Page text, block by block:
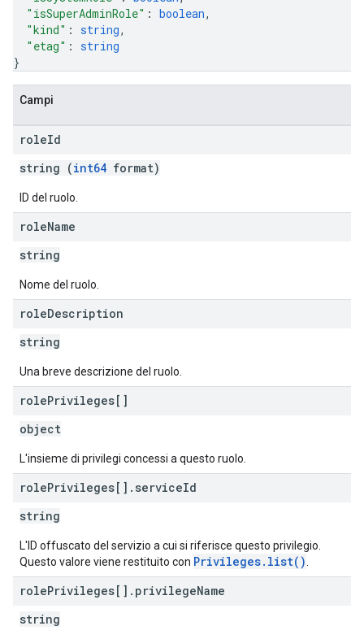
"isSuperAdminRole" : boolean,
"kind" : string,
"etag" : string
}
Campi
roleId
string (int64 format)
ID del ruolo.
roleName
string
Nome del ruolo.
roleDescription
string
Una breve descrizione del ruolo.
rolePrivileges[]
object
L'insieme di privilegi concessi a questo ruolo.
rolePrivileges[] . serviceId
string
L'ID offuscato del servizio a cui si riferisce questo privilegio.
Questo valore viene restituito con Privileges.list()
rolePrivileges[] . privilegeName
string